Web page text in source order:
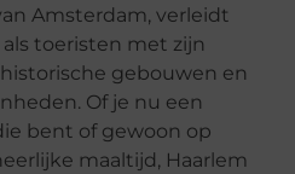
Amsterdam, verleidt
als toeristen met zijn
gebouwen en
Of je nu een
bent of gewoon op
maaltijd, Haarlem